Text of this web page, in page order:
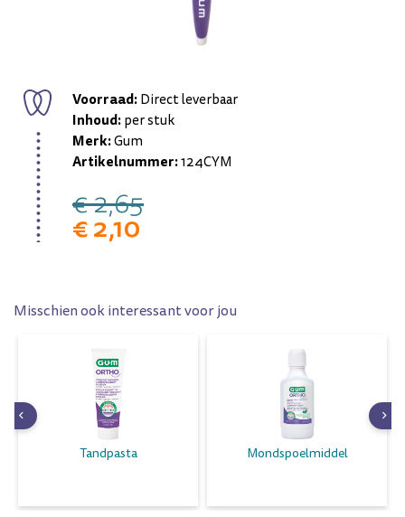
Voorraad:Direct leverbaar
Inhoud:per stuk
Merk:Gum
Artikelnummer:124CYM
€ 2,65
€ 2,10
Misschien ook interessant voor jou
Tandpasta Mondspoelmiddel